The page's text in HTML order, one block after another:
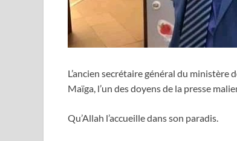
L’ancien secrétaire général du
Maïga, l’un des doyens de la presse
Qu’Allah l’accueille dans son paradis.